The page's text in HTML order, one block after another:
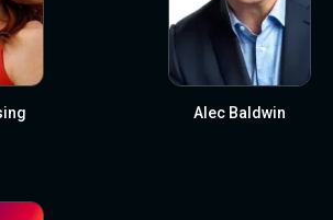
Alec Baldwin